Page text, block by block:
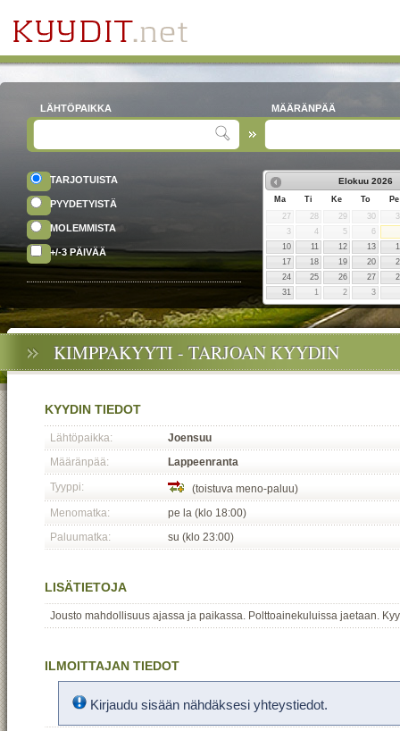
LÄHTÖPAIKKA MÄÄRÄNPÄÄ
TARJOTUISTA
PYYDETYISTÄ
MOLEMMISTA
+/-3 PÄIVÄÄ
Elokuu 2026
Ma Ti Ke To
Pe
27
28 29 30
3
4 5
6
10
11 12 13
17
18 19 20
24
25 26 27
31
1 2 3
KIMPPAKYYTI - TARJOAN KYYDIN
KYYDIN TIEDOT
Lähtöpaikka:
Joensuu
Määränpää:
Lappeenranta
Tyyppi:
(toistuva meno-paluu)
Menomatka:
pe la (klo 18:00)
Paluumatka:
su (klo 23:00)
LISÄTIETOJA
Jousto mahdollisuus ajassa ja paikassa. Polttoainekuluissa jaetaan.
ILMOITTAJAN TIEDOT
Kirjaudu sisään nähdäksesi yhteystiedot.